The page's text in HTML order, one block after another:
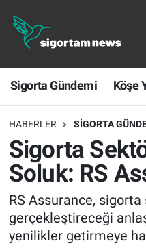
Sigorta Gündemi Köşe
HABERLER SIGORTA
Sigorta
Soluk: RS
RS Assurance,
gerçekleştireceği
yenilikler getirmeye
Sigorta Gündemi
Köşe Yazıları
Sağlık Sigortaları
Sporun Sigortası